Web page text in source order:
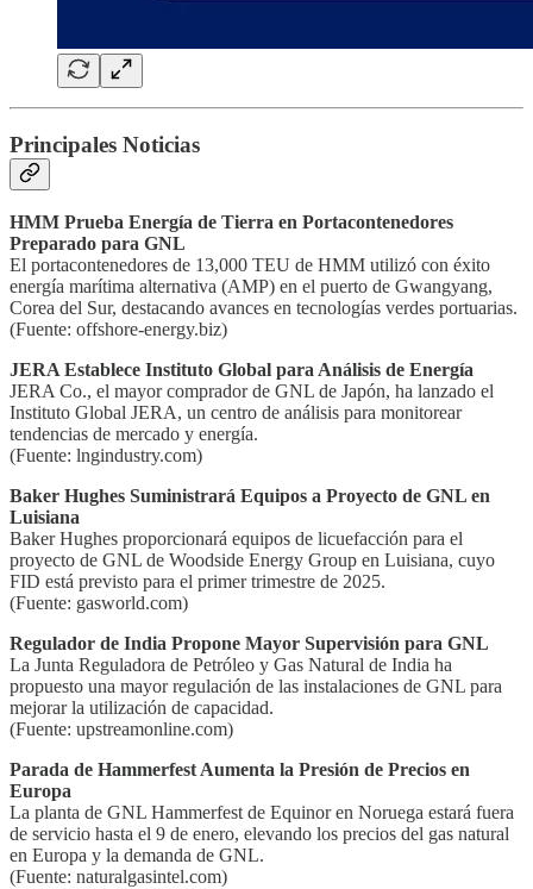
Principales Noticias
HMM Prueba Energía de Tierra en Portacontenedores
Preparado para GNL
El portacontenedores de 13,000 TEU de HMM utilizó con éxito
energía marítima alternativa (AMP) en el puerto de Gwangyang,
Corea del Sur, destacando avances en tecnologías verdes portuarias.
(Fuente: offshore-energy.biz)
JERA Establece Instituto Global para Análisis de Energía
JERA Co., el mayor comprador de GNL de Japón, ha lanzado el
Instituto Global JERA, un centro de análisis para monitorear
tendencias de mercado y energía.
(Fuente: lngindustry.com)
Baker Hughes Suministrará Equipos a Proyecto de GNL en
Luisiana
Baker Hughes proporcionará equipos de licuefacción para el
proyecto de GNL de Woodside Energy Group en Luisiana, cuyo
FID está previsto para el primer trimestre de 2025.
(Fuente: gasworld.com)
Regulador de India Propone Mayor Supervisión para GNL
La Junta Reguladora de Petróleo y Gas Natural de India ha
propuesto una mayor regulación de las instalaciones de GNL para
mejorar la utilización de capacidad.
(Fuente: upstreamonline.com)
Parada de Hammerfest Aumenta la Presión de Precios en
Europa
La planta de GNL Hammerfest de Equinor en Noruega estará fuera
de servicio hasta el 9 de enero, elevando los precios del gas natural
en Europa y la demanda de GNL.
(Fuente: naturalgasintel.com)